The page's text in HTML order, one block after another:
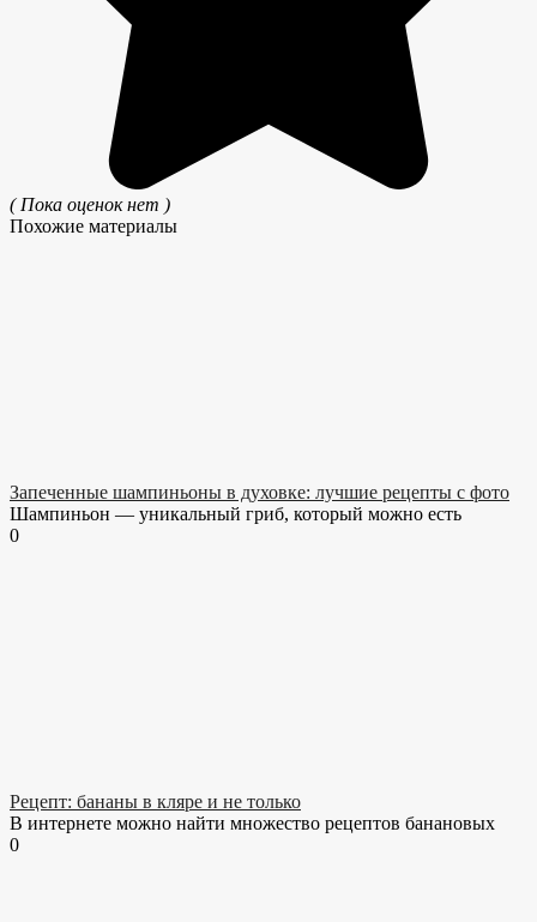
( Пока оценок нет )
Похожие материалы
Запеченные шампиньоны в духовке: лучшие рецепты с фото
Шампиньон — уникальный гриб, который можно есть
0
Рецепт: бананы в кляре и не только
В интернете можно найти множество рецептов банановых
0